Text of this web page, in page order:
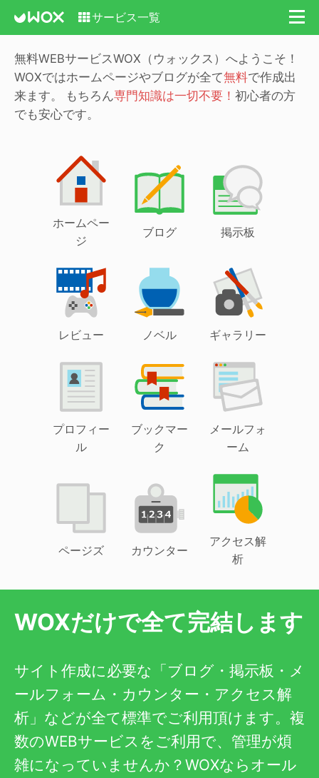
サービス一覧
無料WEBサービスWOX（ウォックス）へようこそ！
WOXではホームページやブログが全て無料で作成出
来ます。
もちろん専門知識は一切不要！ 初心者の方
でも安心です。
ホームペー
ジ
ブログ 掲示板
レビュー ノベル ギャラリー
プロフィー
ル
ブックマー
ク
メールフォ
ーム
ページズ カウンター
アクセス解
析
WOXだけで全て完結します
サイト作成に必要な「ブログ・掲示板・メ
ールフォーム・カウンター・アクセス解
析」などが全て標準でご利用頂けます。複
数のWEBサービスをご利用で、管理が煩
雑になっていませんか？WOXならオール